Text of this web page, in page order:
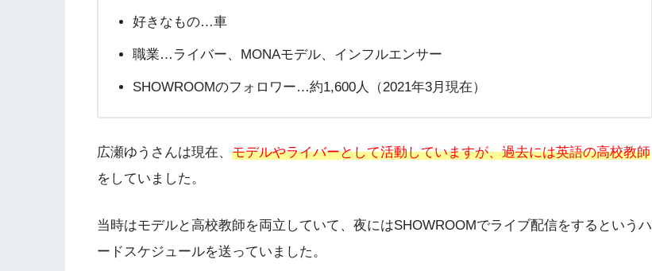
好きなもの…車
職業…ライバー、MONAモデル、インフルエンサー
SHOWROOMのフォロワー…約1,600人（2021年3月現在）
広瀬ゆうさんは現在、 モデルやライバーとして活動していますが、過去には英語の高校教師
をしていました。
当時はモデルと高校教師を両立していて、夜にはSHOWROOMでライブ配信をするというハ
ードスケジュールを送っていました。